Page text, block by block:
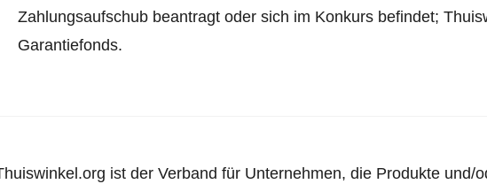
Zahlungsaufschub beantragt oder sich im Konkurs befindet;
Garantiefonds.
ist der Verband für Unternehmen, die Produkte und/